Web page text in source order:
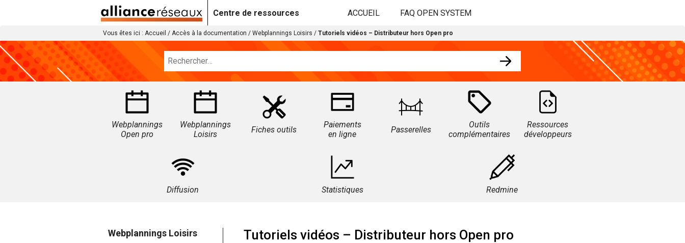
Centre de ressources ACCUEIL FAQ OPEN SYSTEM
Vous êtes ici : Accueil / Accès à la documentation / Webplannings Loisirs / Tutoriels vidéos – Distributeur hors Open pro
Webplannings
Open pro
Webplannings
Loisirs
Fiches outils
Paiements
en ligne
Passerelles
Outils
complémentaires
Ressources
développeurs
Diffusion Statistiques Redmine
Webplannings Loisirs Tutoriels vidéos – Distributeur hors Open pro